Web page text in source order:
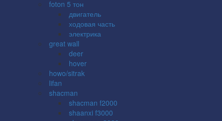
foton 5 тон
двигатель
ходовая часть
электрика
great wall
deer
hover
howo/sitrak
lifan
shacman
shacman f2000
shaanxi f3000